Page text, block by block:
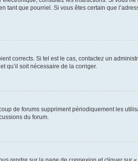
que pourriel. Si vous êtes certain que
corrects. Si tel est le cas, contactez un
qu’il soit nécessaire de la corriger.
de forums suppriment périodiquement les
du forum.